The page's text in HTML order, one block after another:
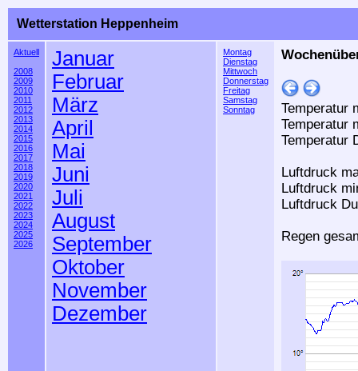
Wetterstation Heppenheim
Aktuell
2008
2009
2010
2011
2012
2013
2014
2015
2016
2017
2018
2019
2020
2021
2022
2023
2024
2025
2026
Januar
Februar
März
April
Mai
Juni
Juli
August
September
Oktober
November
Dezember
Montag
Dienstag
Mittwoch
Donnerstag
Freitag
Samstag
Sonntag
Temperatur
Temperatur
Temperatur
Luftdruck
Luftdruck
Luftdruck
Regen